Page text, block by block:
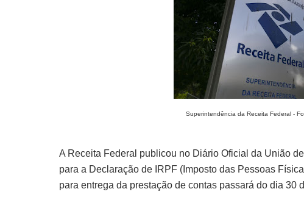
Superintendência da Receita Federal -
A Receita Federal publicou no Diário Oficial da União
para a Declaração de IRPF (Imposto das Pessoas
para entrega da prestação de contas passará do dia 30